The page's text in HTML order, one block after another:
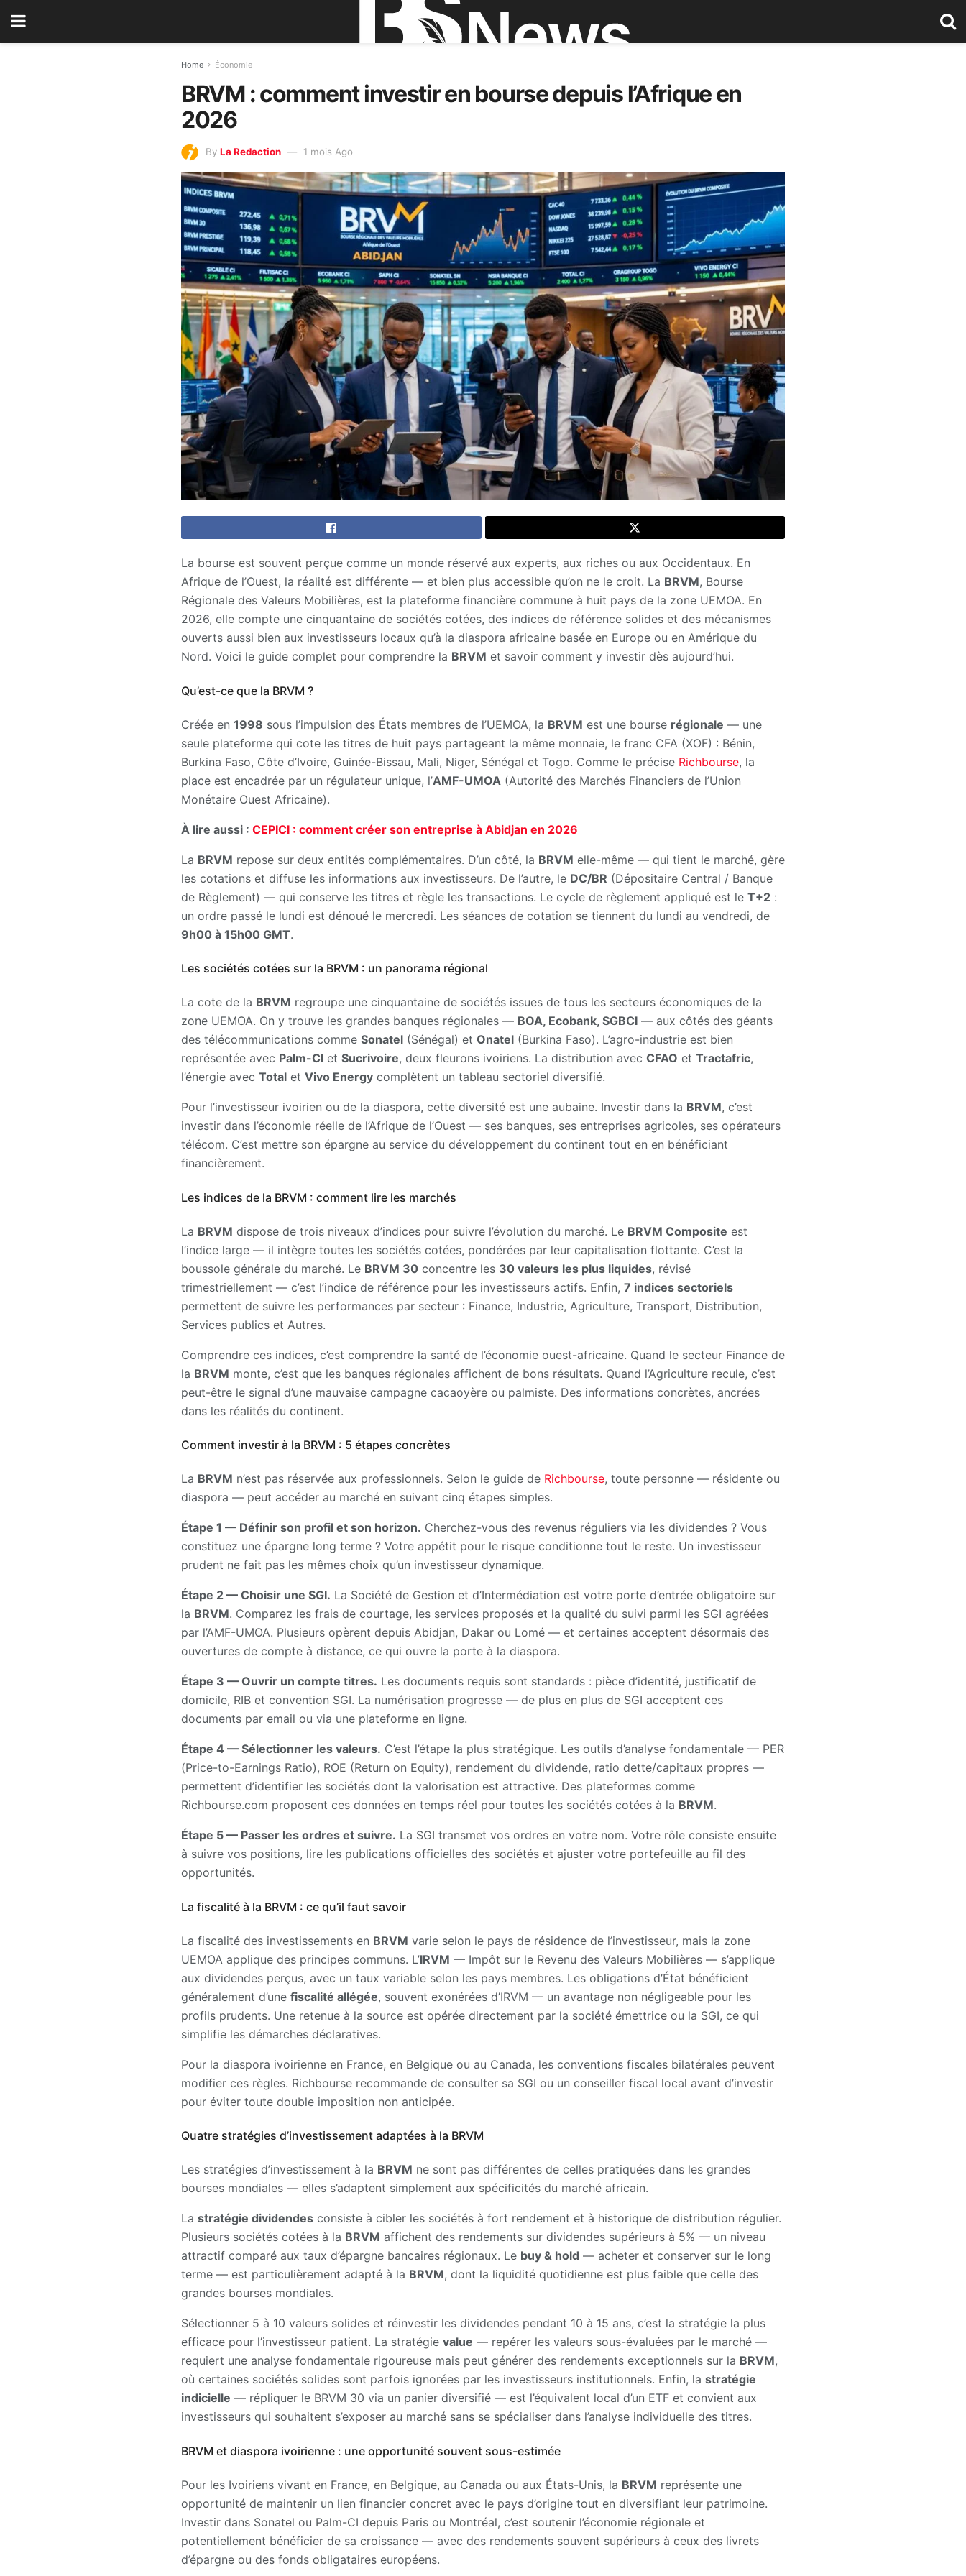
Home Économie
BRVM : comment investir en bourse depuis l’Afrique en
2026
By La Redaction 1 mois Ago
La bourse est souvent perçue comme un monde réservé aux experts, aux riches ou aux Occidentaux. En
Afrique de l’Ouest, la réalité est différente — et bien plus accessible qu’on ne le croit. La BRVM, Bourse
Régionale des Valeurs Mobilières, est la plateforme financière commune à huit pays de la zone UEMOA. En
2026, elle compte une cinquantaine de sociétés cotées, des indices de référence solides et des mécanismes
ouverts aussi bien aux investisseurs locaux qu’à la diaspora africaine basée en Europe ou en Amérique du
Nord. Voici le guide complet pour comprendre la BRVM et savoir comment y investir dès aujourd’hui.
Qu’est-ce que la BRVM ?
Créée en 1998 sous l’impulsion des États membres de l’UEMOA, la BRVM est une bourse régionale — une
seule plateforme qui cote les titres de huit pays partageant la même monnaie, le franc CFA (XOF) : Bénin,
Burkina Faso, Côte d’Ivoire, Guinée-Bissau, Mali, Niger, Sénégal et Togo. Comme le précise Richbourse, la
place est encadrée par un régulateur unique, l’AMF-UMOA (Autorité des Marchés Financiers de l’Union
Monétaire Ouest Africaine).
À lire aussi : CEPICI : comment créer son entreprise à Abidjan en 2026
La BRVM repose sur deux entités complémentaires. D’un côté, la BRVM elle-même — qui tient le marché, gère
les cotations et diffuse les informations aux investisseurs. De l’autre, le DC/BR (Dépositaire Central / Banque
de Règlement) — qui conserve les titres et règle les transactions. Le cycle de règlement appliqué est le T+2 :
un ordre passé le lundi est dénoué le mercredi. Les séances de cotation se tiennent du lundi au vendredi, de
9h00 à 15h00 GMT.
Les sociétés cotées sur la BRVM : un panorama régional
La cote de la BRVM regroupe une cinquantaine de sociétés issues de tous les secteurs économiques de la
zone UEMOA. On y trouve les grandes banques régionales — BOA, Ecobank, SGBCI — aux côtés des géants
des télécommunications comme Sonatel (Sénégal) et Onatel (Burkina Faso). L’agro-industrie est bien
représentée avec Palm-CI et Sucrivoire, deux fleurons ivoiriens. La distribution avec CFAO et Tractafric,
l’énergie avec Total et Vivo Energy complètent un tableau sectoriel diversifié.
Pour l’investisseur ivoirien ou de la diaspora, cette diversité est une aubaine. Investir dans la BRVM, c’est
investir dans l’économie réelle de l’Afrique de l’Ouest — ses banques, ses entreprises agricoles, ses opérateurs
télécom. C’est mettre son épargne au service du développement du continent tout en en bénéficiant
financièrement.
Les indices de la BRVM : comment lire les marchés
La BRVM dispose de trois niveaux d’indices pour suivre l’évolution du marché. Le BRVM Composite est
l’indice large — il intègre toutes les sociétés cotées, pondérées par leur capitalisation flottante. C’est la
boussole générale du marché. Le BRVM 30 concentre les 30 valeurs les plus liquides, révisé
trimestriellement — c’est l’indice de référence pour les investisseurs actifs. Enfin, 7 indices sectoriels
permettent de suivre les performances par secteur : Finance, Industrie, Agriculture, Transport, Distribution,
Services publics et Autres.
Comprendre ces indices, c’est comprendre la santé de l’économie ouest-africaine. Quand le secteur Finance de
la BRVM monte, c’est que les banques régionales affichent de bons résultats. Quand l’Agriculture recule, c’est
peut-être le signal d’une mauvaise campagne cacaoyère ou palmiste. Des informations concrètes, ancrées
dans les réalités du continent.
Comment investir à la BRVM : 5 étapes concrètes
La BRVM n’est pas réservée aux professionnels. Selon le guide de Richbourse, toute personne — résidente ou
diaspora — peut accéder au marché en suivant cinq étapes simples.
Étape 1 — Définir son profil et son horizon. Cherchez-vous des revenus réguliers via les dividendes ? Vous
constituez une épargne long terme ? Votre appétit pour le risque conditionne tout le reste. Un investisseur
prudent ne fait pas les mêmes choix qu’un investisseur dynamique.
Étape 2 — Choisir une SGI. La Société de Gestion et d’Intermédiation est votre porte d’entrée obligatoire sur
la BRVM. Comparez les frais de courtage, les services proposés et la qualité du suivi parmi les SGI agréées
par l’AMF-UMOA. Plusieurs opèrent depuis Abidjan, Dakar ou Lomé — et certaines acceptent désormais des
ouvertures de compte à distance, ce qui ouvre la porte à la diaspora.
Étape 3 — Ouvrir un compte titres. Les documents requis sont standards : pièce d’identité, justificatif de
domicile, RIB et convention SGI. La numérisation progresse — de plus en plus de SGI acceptent ces
documents par email ou via une plateforme en ligne.
Étape 4 — Sélectionner les valeurs. C’est l’étape la plus stratégique. Les outils d’analyse fondamentale — PER
(Price-to-Earnings Ratio), ROE (Return on Equity), rendement du dividende, ratio dette/capitaux propres —
permettent d’identifier les sociétés dont la valorisation est attractive. Des plateformes comme
Richbourse.com proposent ces données en temps réel pour toutes les sociétés cotées à la BRVM.
Étape 5 — Passer les ordres et suivre. La SGI transmet vos ordres en votre nom. Votre rôle consiste ensuite
à suivre vos positions, lire les publications officielles des sociétés et ajuster votre portefeuille au fil des
opportunités.
La fiscalité à la BRVM : ce qu’il faut savoir
La fiscalité des investissements en BRVM varie selon le pays de résidence de l’investisseur, mais la zone
UEMOA applique des principes communs. L’IRVM — Impôt sur le Revenu des Valeurs Mobilières — s’applique
aux dividendes perçus, avec un taux variable selon les pays membres. Les obligations d’État bénéficient
généralement d’une fiscalité allégée, souvent exonérées d’IRVM — un avantage non négligeable pour les
profils prudents. Une retenue à la source est opérée directement par la société émettrice ou la SGI, ce qui
simplifie les démarches déclaratives.
Pour la diaspora ivoirienne en France, en Belgique ou au Canada, les conventions fiscales bilatérales peuvent
modifier ces règles. Richbourse recommande de consulter sa SGI ou un conseiller fiscal local avant d’investir
pour éviter toute double imposition non anticipée.
Quatre stratégies d’investissement adaptées à la BRVM
Les stratégies d’investissement à la BRVM ne sont pas différentes de celles pratiquées dans les grandes
bourses mondiales — elles s’adaptent simplement aux spécificités du marché africain.
La stratégie dividendes consiste à cibler les sociétés à fort rendement et à historique de distribution régulier.
Plusieurs sociétés cotées à la BRVM affichent des rendements sur dividendes supérieurs à 5% — un niveau
attractif comparé aux taux d’épargne bancaires régionaux. Le buy & hold — acheter et conserver sur le long
terme — est particulièrement adapté à la BRVM, dont la liquidité quotidienne est plus faible que celle des
grandes bourses mondiales.
Sélectionner 5 à 10 valeurs solides et réinvestir les dividendes pendant 10 à 15 ans, c’est la stratégie la plus
efficace pour l’investisseur patient. La stratégie value — repérer les valeurs sous-évaluées par le marché —
requiert une analyse fondamentale rigoureuse mais peut générer des rendements exceptionnels sur la BRVM,
où certaines sociétés solides sont parfois ignorées par les investisseurs institutionnels. Enfin, la stratégie
indicielle — répliquer le BRVM 30 via un panier diversifié — est l’équivalent local d’un ETF et convient aux
investisseurs qui souhaitent s’exposer au marché sans se spécialiser dans l’analyse individuelle des titres.
BRVM et diaspora ivoirienne : une opportunité souvent sous-estimée
Pour les Ivoiriens vivant en France, en Belgique, au Canada ou aux États-Unis, la BRVM représente une
opportunité de maintenir un lien financier concret avec le pays d’origine tout en diversifiant leur patrimoine.
Investir dans Sonatel ou Palm-CI depuis Paris ou Montréal, c’est soutenir l’économie régionale et
potentiellement bénéficier de sa croissance — avec des rendements souvent supérieurs à ceux des livrets
d’épargne ou des fonds obligataires européens.